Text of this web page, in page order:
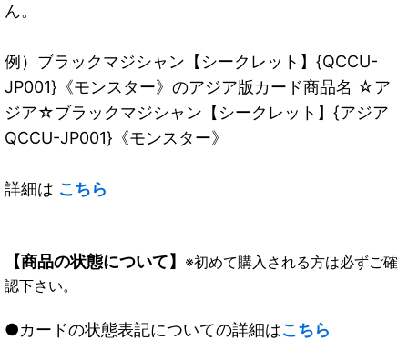
ん。
例）ブラックマジシャン【シークレット】{QCCU-
JP001}《モンスター》のアジア版カード商品名 ☆ア
ジア☆ブラックマジシャン【シークレット】{アジア
QCCU-JP001}《モンスター》
詳細は こちら
【商品の状態について】 ※初めて購入される方は必ずご確
認下さい。
●カードの状態表記についての詳細はこちら